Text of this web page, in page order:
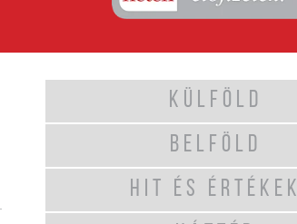
KÜLFÖLD
BELFÖLD
HIT ÉS ÉRTÉKEK